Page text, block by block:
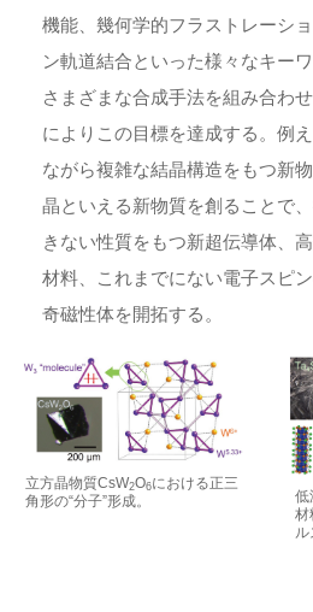
機能、幾何学的フラストレーシ
ン軌道結合といった様々なキー
さまざまな合成手法を組み合わ
によりこの目標を達成する。例
ながら複雑な結晶構造をもつ新
晶といえる新物質を創ることで
きない性質をもつ新超伝導体、
材料、これまでにない電子スピ
奇磁性体を開拓する。
立方晶物質CsW2O6における正三
角形の“分子”形成。
低
材
ル